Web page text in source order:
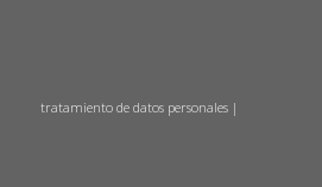
tratamiento de datos personales|